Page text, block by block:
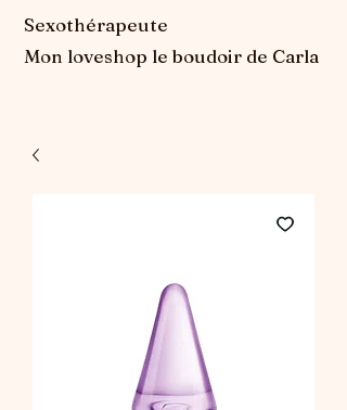
Sexothérapeute
Mon loveshop le boudoir de Carla